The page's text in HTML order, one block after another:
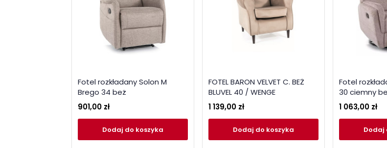
Fotel rozkładany Solon M
Brego 34 beż
901,00 zł
Dodaj do koszyka
FOTEL BARON VELVET C. BEŻ
BLUVEL 40 / WENGE
1 139,00 zł
Dodaj do koszyka
Fotel
30 ciemny
1 063,00 zł
Dodaj